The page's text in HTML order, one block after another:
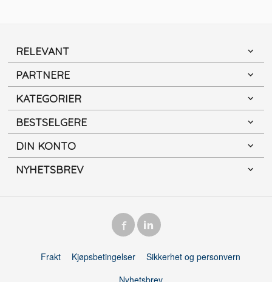
RELEVANT
PARTNERE
KATEGORIER
BESTSELGERE
DIN KONTO
NYHETSBREV
Frakt Kjøpsbetingelser
Sikkerhet og personvern
Nyhetsbrev